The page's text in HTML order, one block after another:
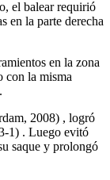
el balear requirió
en la parte derecha
en la zona
con la misma
2008) , logró
1) . Luego evitó
saque y prolongó